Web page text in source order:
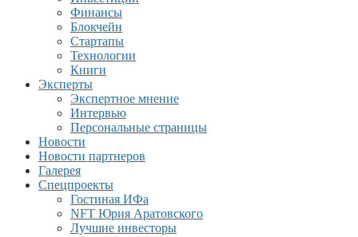
Финансы
Блокчейн
Стартапы
Технологии
Книги
Эксперты
Экспертное мнение
Интервью
Персональные страницы
Новости
Новости партнеров
Галерея
Спецпроекты
Гостиная ИФа
NFT Юрия Аратовского
Лучшие инвесторы